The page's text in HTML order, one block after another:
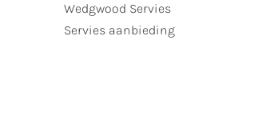
Wedgwood Servies
Servies aanbieding